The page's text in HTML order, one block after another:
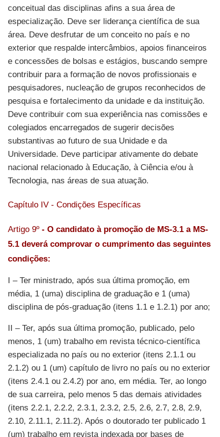
conceitual das disciplinas afins a sua área de
especialização. Deve ser liderança científica de sua
área. Deve desfrutar de um conceito no país e no
exterior que respalde intercâmbios, apoios financeiros
e concessões de bolsas e estágios, buscando sempre
contribuir para a formação de novos profissionais e
pesquisadores, nucleação de grupos reconhecidos de
pesquisa e fortalecimento da unidade e da instituição.
Deve contribuir com sua experiência nas comissões e
colegiados encarregados de sugerir decisões
substantivas ao futuro de sua Unidade e da
Universidade. Deve participar ativamente do debate
nacional relacionado à Educação, à Ciência e/ou à
Tecnologia, nas áreas de sua atuação.
Capítulo IV - Condições Específicas
Artigo 9º - O candidato à promoção de MS-3.1 a MS-
5.1 deverá comprovar o cumprimento das seguintes
condições:
I – Ter ministrado, após sua última promoção, em
média, 1 (uma) disciplina de graduação e 1 (uma)
disciplina de pós-graduação (itens 1.1 e 1.2.1) por ano;
II – Ter, após sua última promoção, publicado, pelo
menos, 1 (um) trabalho em revista técnico-científica
especializada no país ou no exterior (itens 2.1.1 ou
2.1.2) ou 1 (um) capítulo de livro no país ou no exterior
(itens 2.4.1 ou 2.4.2) por ano, em média. Ter, ao longo
de sua carreira, pelo menos 5 das demais atividades
(itens 2.2.1, 2.2.2, 2.3.1, 2.3.2, 2.5, 2.6, 2.7, 2.8, 2.9,
2.10, 2.11.1, 2.11.2). Após o doutorado ter publicado 1
(um) trabalho em revista indexada por bases de